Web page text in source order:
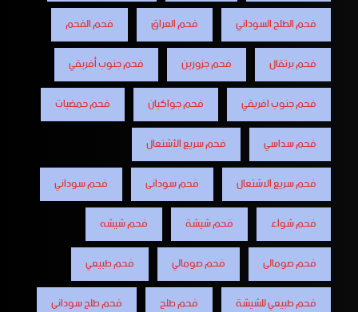
فحم الطلح السوداني
فحم العراق
فحم الفحم
فحم برتقال
فحم جزورين
فحم جنوب أفريقي
فحم جنوب افريقي
فحم جواكيان
فحم حمضيات
فحم سداسي
فحم سريع الأشتعال
فحم سريع الاشتعال
فحم سودانى
فحم سوداني
فحم شواء
فحم شيشة
فحم شيشه
فحم صومالى
فحم صومالي
فحم طبيعي
فحم طبيعي للشيشة
فحم طلح
فحم طلح سودانى